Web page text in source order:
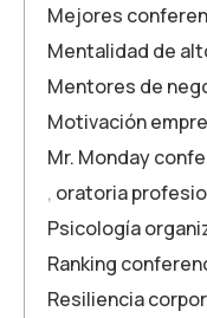
Mejores
Mentalidad de
Mentores de
Motivación
Mr. Monday
, oratoria
Psicología
Ranking
Resiliencia